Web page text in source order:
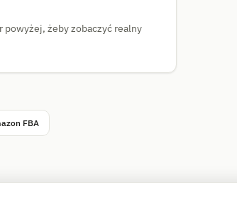
powyżej, żeby zobaczyć realny
FBA